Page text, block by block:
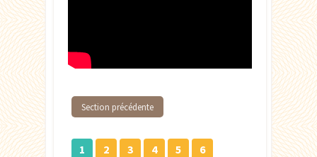
Section précédente
1 2 3 4 5 6